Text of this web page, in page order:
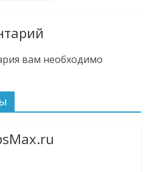
вам необходимо